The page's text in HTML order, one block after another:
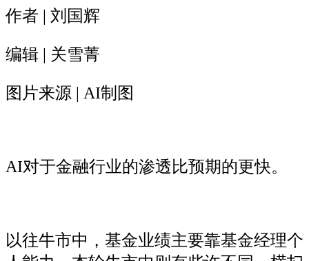
作者 | 刘国辉
编辑 | 关雪菁
图片来源 | AI制图
AI对于金融行业的渗透比预期的更快。
以往牛市中，基金业绩主要靠基金经理个